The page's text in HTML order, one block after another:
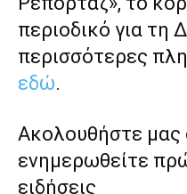
περιοδικό για τη
περισσότερες
εδώ.
Ακολουθήστε μας
ενημερωθείτε
ειδήσεις